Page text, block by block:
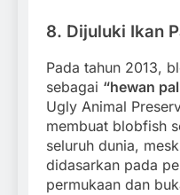
8. Dijuluki Ikan
Pada tahun 2013,
sebagai “hewan
Ugly Animal
membuat blobfish
seluruh dunia,
didasarkan pada
permukaan dan